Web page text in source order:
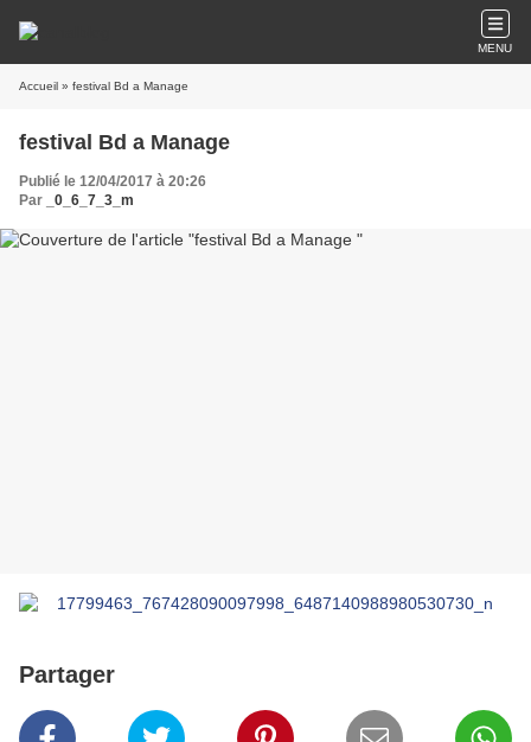
MENU
Accueil » festival Bd a Manage
festival Bd a Manage
Publié le 12/04/2017 à 20:26
Par
_0_6_7_3_m
Partager